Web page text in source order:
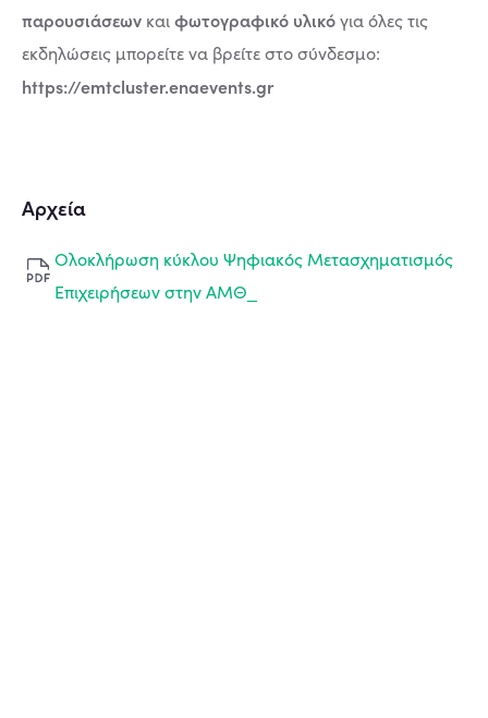
παρουσιάσεων καιφωτογραφικό υλικόγια όλες τις
εκδηλώσεις μπορείτε να βρείτε στο σύνδεσμο:
https://emtcluster.enaevents.gr
Αρχεία
Ολοκλήρωση κύκλου Ψηφιακός Μετασχηματισμός
Επιχειρήσεων στην ΑΜΘ_